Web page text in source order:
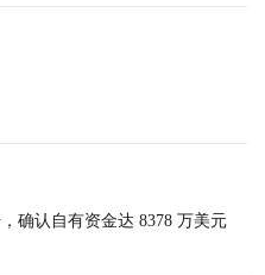
确认自有资金达 8378 万美元